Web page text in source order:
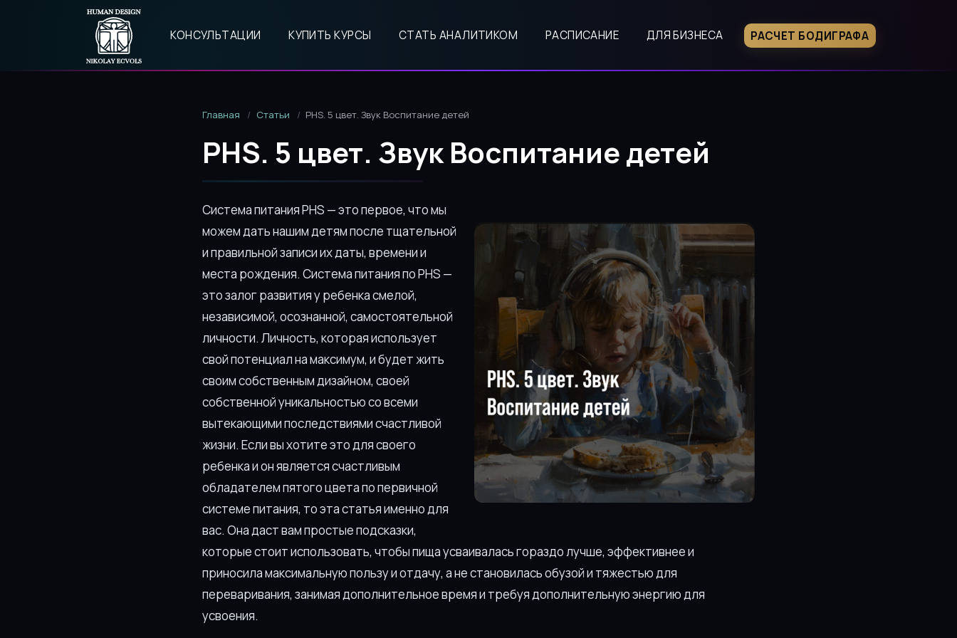
КОНСУЛЬТАЦИИ КУПИТЬ КУРСЫ СТАТЬ АНАЛИТИКОМ РАСПИСАНИЕ ДЛЯ БИЗНЕСА РАСЧЕТ БОДИГРАФА
Главная Статьи PHS. 5 цвет. Звук Воспитание детей
PHS. 5 цвет. Звук Воспитание детей
Система питания PHS — это первое, что мы
можем дать нашим детям после тщательной
и правильной записи их даты, времени и
места рождения. Система питания по PHS —
это залог развития у ребенка смелой,
независимой, осознанной, самостоятельной
личности. Личность, которая использует
свой потенциал на максимум, и будет жить
своим собственным дизайном, своей
собственной уникальностью со всеми
вытекающими последствиями счастливой
жизни. Если вы хотите это для своего
ребенка и он является счастливым
обладателем пятого цвета по первичной
системе питания, то эта статья именно для
вас. Она даст вам простые подсказки,
которые стоит использовать, чтобы пища усваивалась гораздо лучше, эффективнее и
приносила максимальную пользу и отдачу, а не становилась обузой и тяжестью для
переваривания, занимая дополнительное время и требуя дополнительную энергию для
усвоения.